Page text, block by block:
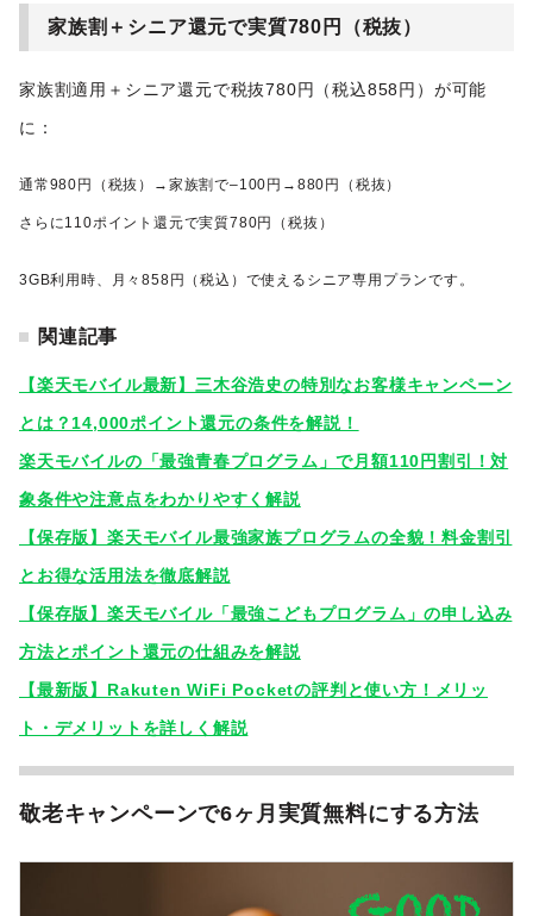
家族割＋シニア還元で実質780円（税抜）
家族割適用＋シニア還元で税抜780円（税込858円）が可能
に：
通常980円（税抜）→家族割で–100円→880円（税抜）
さらに110ポイント還元で実質780円（税抜）
3GB利用時、月々858円（税込）で使えるシニア専用プランです。
関連記事
【楽天モバイル最新】三木谷浩史の特別なお客様キャンペーン
とは？14,000ポイント還元の条件を解説！
楽天モバイルの「最強青春プログラム」で月額110円割引！対
象条件や注意点をわかりやすく解説
【保存版】楽天モバイル最強家族プログラムの全貌！料金割引
とお得な活用法を徹底解説
【保存版】楽天モバイル「最強こどもプログラム」の申し込み
方法とポイント還元の仕組みを解説
【最新版】Rakuten WiFi Pocketの評判と使い方！メリッ
ト・デメリットを詳しく解説
敬老キャンペーンで6ヶ月実質無料にする方法